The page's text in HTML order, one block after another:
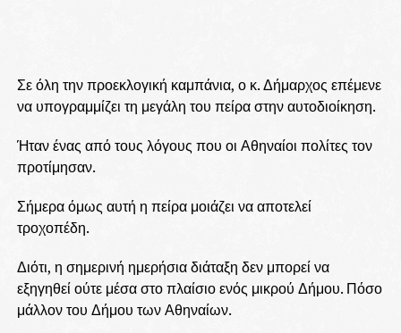
Σε όλη την προεκλογική καμπάνια, ο κ. Δήμαρχος επέμενε
να υπογραμμίζει τη μεγάλη του πείρα στην αυτοδιοίκηση.
Ήταν ένας από τους λόγους που οι Αθηναίοι πολίτες τον
προτίμησαν.
Σήμερα όμως αυτή η πείρα μοιάζει να αποτελεί
τροχοπέδη.
Διότι, η σημερινή ημερήσια διάταξη δεν μπορεί να
εξηγηθεί ούτε μέσα στο πλαίσιο ενός μικρού Δήμου. Πόσο
μάλλον του Δήμου των Αθηναίων.